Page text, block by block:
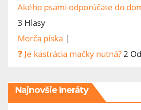
Akého psami odporúčate do
3 Hlasy
Morča píska |
❓ Je kastrácia mačky nutná?2
Najnovšie Ineráty